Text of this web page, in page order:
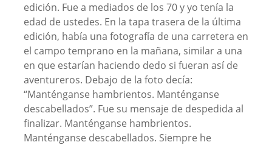
edición. Fue a mediados de los 70 y yo tenía la
edad de ustedes. En la tapa trasera de la última
edición, había una fotografía de una carretera en
el campo temprano en la mañana, similar a una
en que estarían haciendo dedo si fueran así de
aventureros. Debajo de la foto decía:
“Manténganse hambrientos. Manténganse
descabellados”. Fue su mensaje de despedida al
finalizar. Manténganse hambrientos.
Manténganse descabellados. Siempre he